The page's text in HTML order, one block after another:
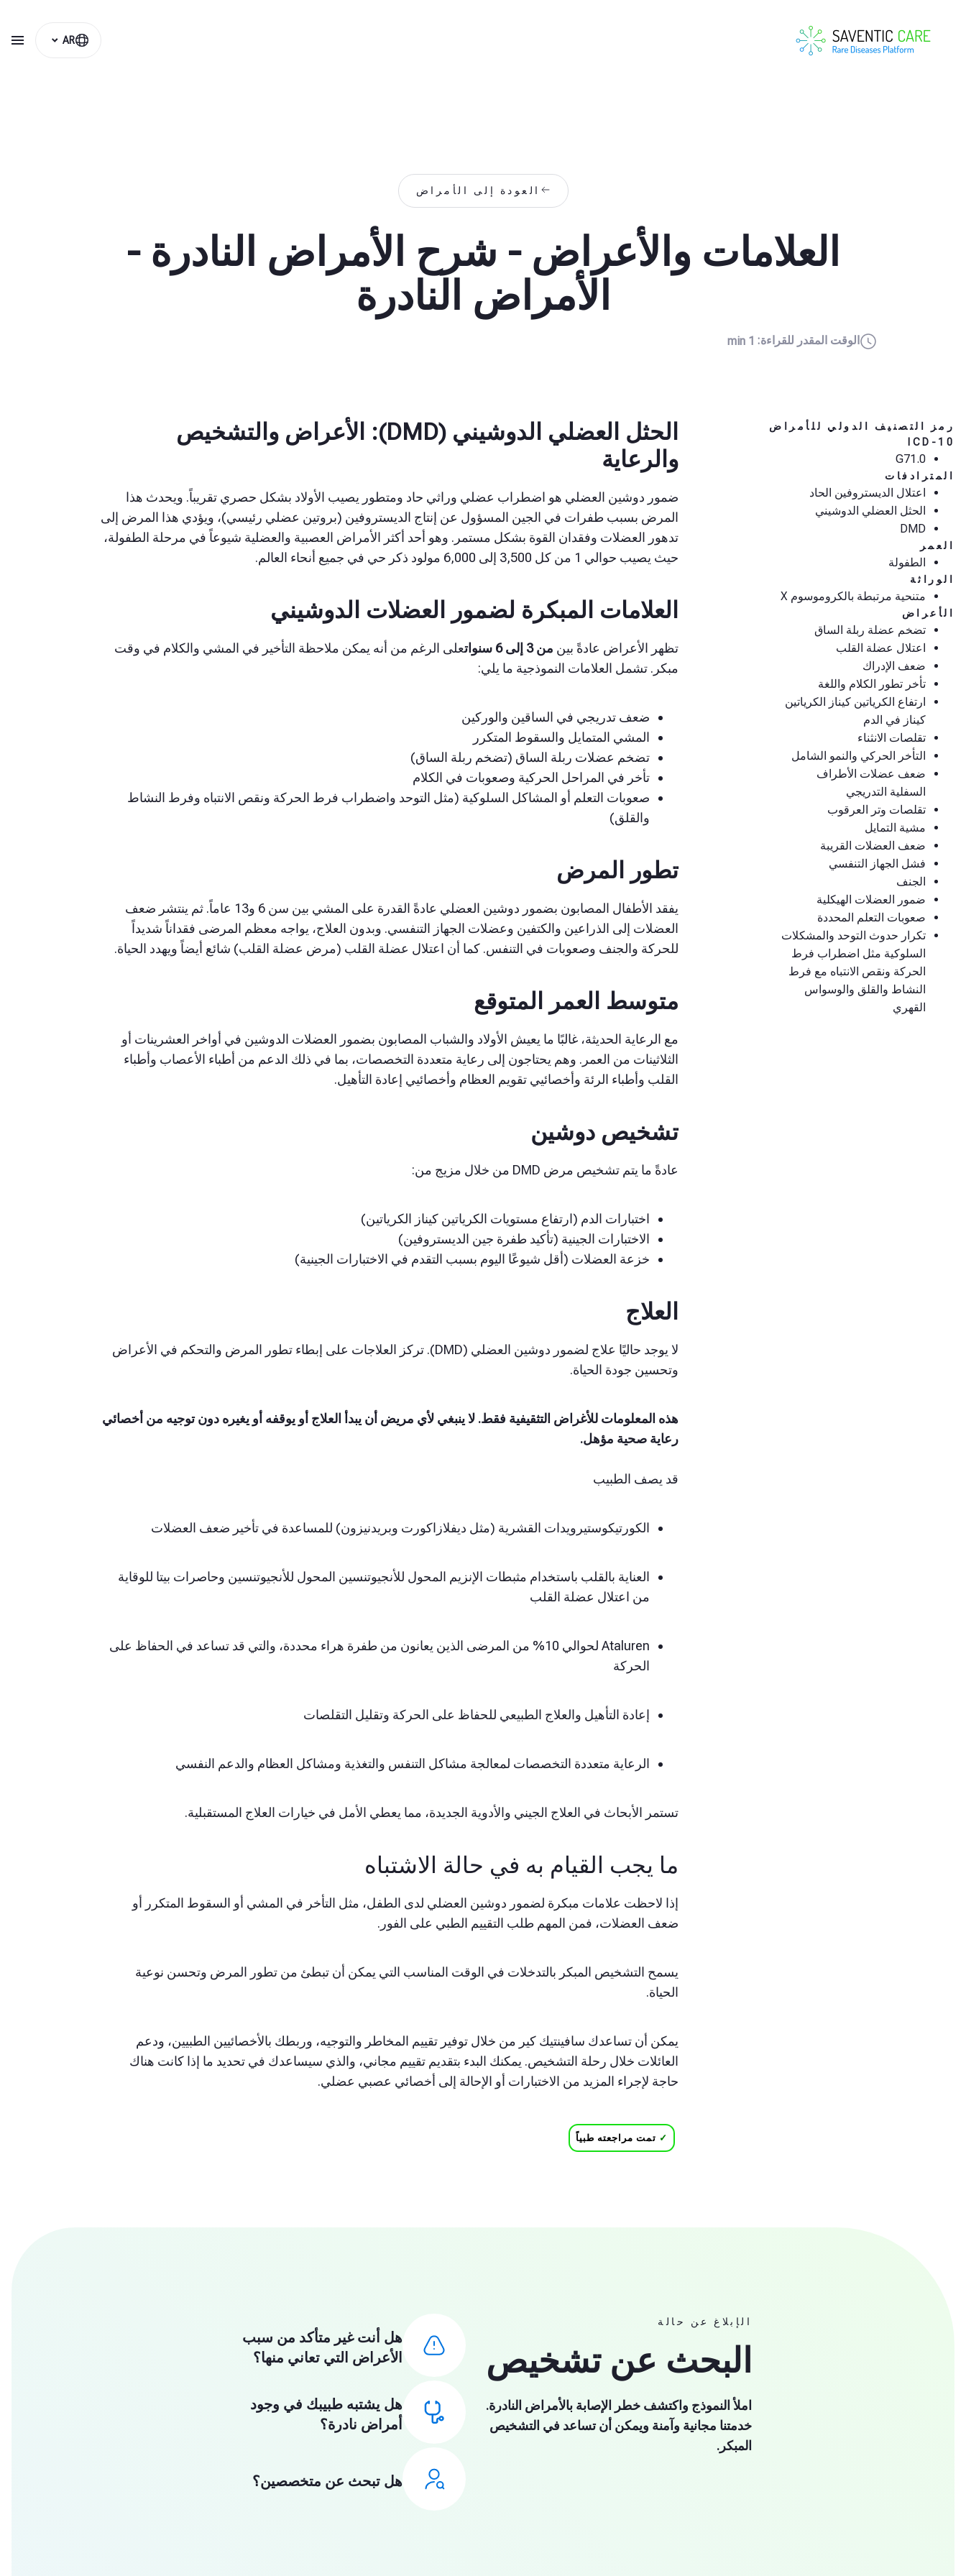
AR
العودة إلى الأمراض
العلامات والأعراض - شرح الأمراض النادرة -
الأمراض النادرة
الوقت المقدر للقراءة: 1 min
رمز التصنيف الدولي للأمراض
ICD-10
G71.0
المترادفات
اعتلال الديستروفين الحاد
الحثل العضلي الدوشيني
DMD
العمر
الطفولة
الوراثة
متنحية مرتبطة بالكروموسوم X
الأعراض
تضخم عضلة ربلة الساق
اعتلال عضلة القلب
ضعف الإدراك
تأخر تطور الكلام واللغة
ارتفاع الكرياتين كيناز الكرياتين
كيناز في الدم
تقلصات الانثناء
التأخر الحركي والنمو الشامل
ضعف عضلات الأطراف
السفلية التدريجي
تقلصات وتر العرقوب
مشية التمايل
ضعف العضلات القريبة
فشل الجهاز التنفسي
الجنف
ضمور العضلات الهيكلية
صعوبات التعلم المحددة
تكرار حدوث التوحد والمشكلات
السلوكية مثل اضطراب فرط
الحركة ونقص الانتباه مع فرط
النشاط والقلق والوسواس
القهري
الحثل العضلي الدوشيني (DMD): الأعراض والتشخيص
والرعاية
ضمور دوشين العضلي هو اضطراب عضلي وراثي حاد ومتطور يصيب الأولاد بشكل حصري تقريباً. ويحدث هذا
المرض بسبب طفرات في الجين المسؤول عن إنتاج الديستروفين (بروتين عضلي رئيسي)، ويؤدي هذا المرض إلى
تدهور العضلات وفقدان القوة بشكل مستمر. وهو أحد أكثر الأمراض العصبية والعضلية شيوعاً في مرحلة الطفولة،
حيث يصيب حوالي 1 من كل 3,500 إلى 6,000 مولود ذكر حي في جميع أنحاء العالم.
العلامات المبكرة لضمور العضلات الدوشيني
تظهر الأعراض عادةً بين من 3 إلى 6 سنوات
على الرغم من أنه يمكن ملاحظة التأخير في المشي والكلام في وقت
مبكر. تشمل العلامات النموذجية ما يلي:
ضعف تدريجي في الساقين والوركين
المشي المتمايل والسقوط المتكرر
تضخم عضلات ربلة الساق (تضخم ربلة الساق)
تأخر في المراحل الحركية وصعوبات في الكلام
صعوبات التعلم أو المشاكل السلوكية (مثل التوحد واضطراب فرط الحركة ونقص الانتباه وفرط النشاط
والقلق)
تطور المرض
يفقد الأطفال المصابون بضمور دوشين العضلي عادةً القدرة على المشي بين سن 6 و13 عاماً. ثم ينتشر ضعف
العضلات إلى الذراعين والكتفين وعضلات الجهاز التنفسي. وبدون العلاج، يواجه معظم المرضى فقداناً شديداً
للحركة والجنف وصعوبات في التنفس. كما أن اعتلال عضلة القلب (مرض عضلة القلب) شائع أيضاً ويهدد الحياة.
متوسط العمر المتوقع
مع الرعاية الحديثة، غالبًا ما يعيش الأولاد والشباب المصابون بضمور العضلات الدوشين في أواخر العشرينات أو
الثلاثينات من العمر. وهم يحتاجون إلى رعاية متعددة التخصصات، بما في ذلك الدعم من أطباء الأعصاب وأطباء
القلب وأطباء الرئة وأخصائيي تقويم العظام وأخصائيي إعادة التأهيل.
تشخيص دوشين
عادةً ما يتم تشخيص مرض DMD من خلال مزيج من:
اختبارات الدم (ارتفاع مستويات الكرياتين كيناز الكرياتين)
الاختبارات الجينية (تأكيد طفرة جين الديستروفين)
خزعة العضلات (أقل شيوعًا اليوم بسبب التقدم في الاختبارات الجينية)
العلاج
لا يوجد حاليًا علاج لضمور دوشين العضلي (DMD). تركز العلاجات على إبطاء تطور المرض والتحكم في الأعراض
وتحسين جودة الحياة.
هذه المعلومات للأغراض التثقيفية فقط. لا ينبغي لأي مريض أن يبدأ العلاج أو يوقفه أو يغيره دون توجيه من أخصائي
رعاية صحية مؤهل.
قد يصف الطبيب
الكورتيكوستيرويدات القشرية (مثل ديفلازاكورت وبريدنيزون) للمساعدة في تأخير ضعف العضلات
العناية بالقلب باستخدام مثبطات الإنزيم المحول للأنجيوتنسين المحول للأنجيوتنسين وحاصرات بيتا للوقاية
من اعتلال عضلة القلب
Ataluren لحوالي 10% من المرضى الذين يعانون من طفرة هراء محددة، والتي قد تساعد في الحفاظ على
الحركة
إعادة التأهيل والعلاج الطبيعي للحفاظ على الحركة وتقليل التقلصات
الرعاية متعددة التخصصات لمعالجة مشاكل التنفس والتغذية ومشاكل العظام والدعم النفسي
تستمر الأبحاث في العلاج الجيني والأدوية الجديدة، مما يعطي الأمل في خيارات العلاج المستقبلية.
ما يجب القيام به في حالة الاشتباه
إذا لاحظت علامات مبكرة لضمور دوشين العضلي لدى الطفل، مثل التأخر في المشي أو السقوط المتكرر أو
ضعف العضلات، فمن المهم طلب التقييم الطبي على الفور.
يسمح التشخيص المبكر بالتدخلات في الوقت المناسب التي يمكن أن تبطئ من تطور المرض وتحسن نوعية
الحياة.
يمكن أن تساعدك سافينتيك كير من خلال توفير تقييم المخاطر والتوجيه، وربطك بالأخصائيين الطبيين، ودعم
العائلات خلال رحلة التشخيص. يمكنك البدء بتقديم تقييم مجاني، والذي سيساعدك في تحديد ما إذا كانت هناك
حاجة لإجراء المزيد من الاختبارات أو الإحالة إلى أخصائي عصبي عضلي.
✓ تمت مراجعته طبياً
الإبلاغ عن حالة
البحث عن تشخيص
املأ النموذج واكتشف خطر الإصابة بالأمراض النادرة.
خدمتنا مجانية وآمنة ويمكن أن تساعد في التشخيص
المبكر.
هل أنت غير متأكد من سبب
الأعراض التي تعاني منها؟
هل يشتبه طبيبك في وجود
أمراض نادرة؟
هل تبحث عن متخصصين؟